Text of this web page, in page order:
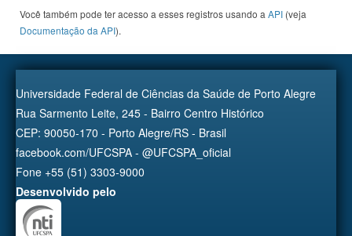
Você também pode ter acesso a esses registros usando a API (veja
Documentação da API).
Universidade Federal de Ciências da Saúde de Porto Alegre
Rua Sarmento Leite, 245 - Bairro Centro Histórico
CEP: 90050-170 - Porto Alegre/RS - Brasil
facebook.com/UFCSPA - @UFCSPA_oficial
Fone +55 (51) 3303-9000
Desenvolvido pelo